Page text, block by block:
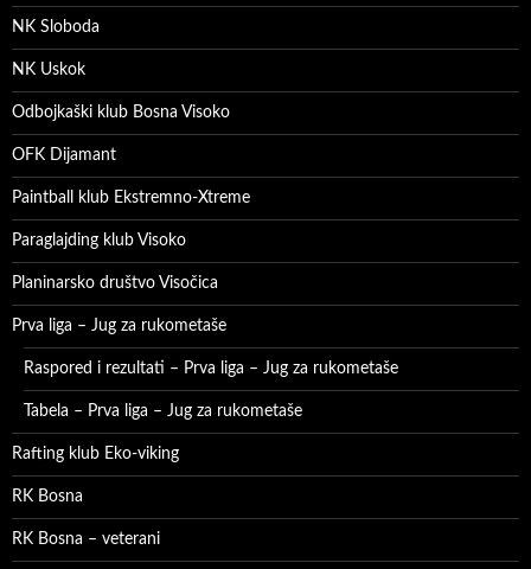
NK Sloboda
NK Uskok
Odbojkaški klub Bosna Visoko
OFK Dijamant
Paintball klub Ekstremno-Xtreme
Paraglajding klub Visoko
Planinarsko društvo Visočica
Prva liga – Jug za rukometaše
Raspored i rezultati – Prva liga – Jug za rukometaše
Tabela – Prva liga – Jug za rukometaše
Rafting klub Eko-viking
RK Bosna
RK Bosna – veterani